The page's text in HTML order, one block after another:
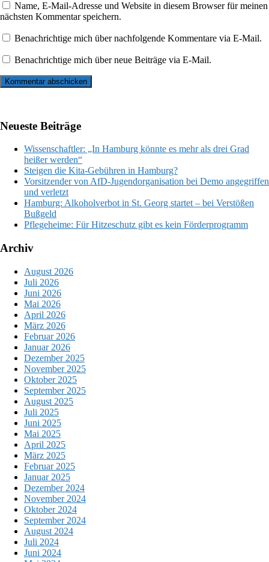
Name, E-Mail-Adresse und Website in diesem Browser für meinen
nächsten Kommentar speichern.
Benachrichtige mich über nachfolgende Kommentare via E-Mail.
Benachrichtige mich über neue Beiträge via E-Mail.
Neueste Beiträge
Wissenschaftler: „In Hamburg könnte es mehr als drei Grad
heißer werden“
Steigen die Kita-Gebühren in Hamburg?
Vorsitzender von AfD-Jugendorganisation bei Demo angegriffen
und verletzt
Hamburg: Alkoholverbot in St. Georg startet – bei Verstößen
Bußgeld
Pflegeheime: Für Hitzeschutz gibt es kein Förderprogramm
Archiv
August 2026
Juli 2026
Juni 2026
Mai 2026
April 2026
März 2026
Februar 2026
Januar 2026
Dezember 2025
November 2025
Oktober 2025
September 2025
August 2025
Juli 2025
Juni 2025
Mai 2025
April 2025
März 2025
Februar 2025
Januar 2025
Dezember 2024
November 2024
Oktober 2024
September 2024
August 2024
Juli 2024
Juni 2024